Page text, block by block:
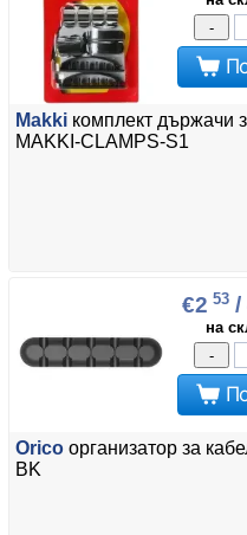
-
Makki комплект държачи
MAKKI-CLAMPS-S1
€2 53 /
на
-
Orico организатор за
BK